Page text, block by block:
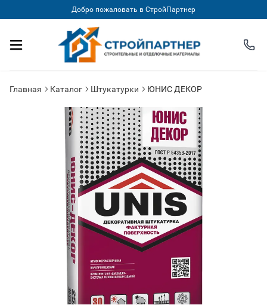
Добро пожаловать в СтройПартнер
Главная Каталог Штукатурки ЮНИС ДЕКОР